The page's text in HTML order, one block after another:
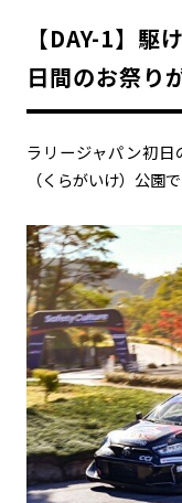
【DAY-1】駆
日間のお祭り
ラリージャパン初日
（くらがいけ）公園